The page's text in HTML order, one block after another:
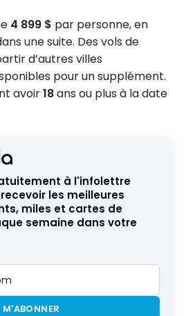
4 899 $ par personne, en
une suite. Des vols de
d’autres villes
pour un supplément.
avoir18ans ou plus à la date
à l'infolettre
les meilleures
miles et cartes de
semaine dans votre
M'ABONNER